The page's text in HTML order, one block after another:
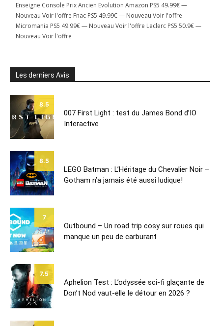
Enseigne Console Prix Ancien Evolution Amazon PS5 49.99€ —
Nouveau Voir l'offre Fnac PS5 49.99€ — Nouveau Voir l'offre
Micromania PS5 49.99€ — Nouveau Voir l'offre Leclerc PS5 50.9€ —
Nouveau Voir l'offre
Les derniers Avis
8.5
007 First Light : test du James Bond d’IO
Interactive
8.5
LEGO Batman : L’Héritage du Chevalier Noir –
Gotham n’a jamais été aussi ludique!
7
Outbound – Un road trip cosy sur roues qui
manque un peu de carburant
7.5
Aphelion Test : L’odyssée sci-fi glaçante de
Don’t Nod vaut-elle le détour en 2026 ?